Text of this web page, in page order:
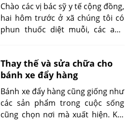
Chào các vị bác sỹ y tế cộng đồng,
hai hôm trước ở xã chúng tôi có
phun thuốc diệt muỗi, các anh
theo. Tôi đã hỏi vậy gia súc có cần
di chuyển luôn không, họ bảo
không kết quả là bò và trâu của
tôi mấy ngày liền không ăn. Tôi có
hỏi thì không ai giải thích, nên gửi
đơn lên tận trung ương để hỏi.
Thay thế và sửa chữa cho
bánh xe đẩy hàng
Bánh xe đẩy hàng cũng giống như
các sản phẩm trong cuộc sống
cũng chọn nơi mà xuất hiện. Khi